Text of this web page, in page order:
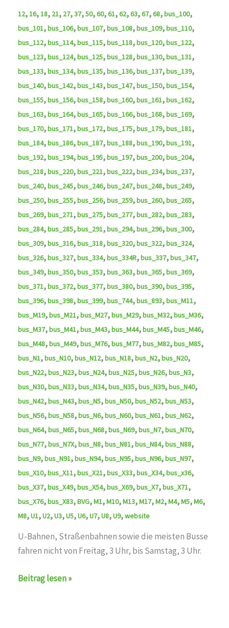
12,16,18, 21, 27,37,50,60,61,62,63,67,68,bus_100,
bus_101,bus_106,bus_107,bus_108,bus_109,bus_110,
bus_112,bus_114,bus_115,bus_118,bus_120,bus_122,
bus_123,bus_124,bus_125,bus_128,bus_130,bus_131,
bus_133,bus_134,bus_135,bus_136,bus_137,bus_139,
bus_140,bus_142,bus_143,bus_147,bus_150,bus_154,
bus_155,bus_156,bus_158,bus_160,bus_161,bus_162,
bus_163,bus_164,bus_165,bus_166,bus_168,bus_169,
bus_170,bus_171,bus_172,bus_175,bus_179,bus_181,
bus_184,bus_186,bus_187,bus_188,bus_190,bus_191,
bus_192,bus_194,bus_195,bus_197,bus_200,bus_204,
bus_218,bus_220,bus_221,bus_222,bus_234,bus_237,
bus_240,bus_245,bus_246,bus_247,bus_248,bus_249,
bus_250,bus_255,bus_256,bus_259,bus_260,bus_265,
bus_269,bus_271,bus_275,bus_277,bus_282,bus_283,
bus_284,bus_285,bus_291,bus_294,bus_296,bus_300,
bus_309,bus_316,bus_318,bus_320,bus_322,bus_324,
bus_326,bus_327,bus_334,bus_334R,bus_337,bus_347,
bus_349,bus_350,bus_353,bus_363,bus_365,bus_369,
bus_371,bus_372,bus_377,bus_380,bus_390,bus_395,
bus_396,bus_398,bus_399,bus_744,bus_893,bus_M11,
bus_M19,bus_M21,bus_M27,bus_M29,bus_M32,bus_M36,
bus_M37,bus_M41,bus_M43,bus_M44,bus_M45,bus_M46,
bus_M48,bus_M49,bus_M76,bus_M77,bus_M82,bus_M85,
bus_N1,bus_N10,bus_N12,bus_N18,bus_N2,bus_N20,
bus_N22,bus_N23,bus_N24,bus_N25,bus_N26,bus_N3,
bus_N30,bus_N33,bus_N34,bus_N35,bus_N39,bus_N40,
bus_N42,bus_N43,bus_N5,bus_N50,bus_N52,bus_N53,
bus_N56,bus_N58,bus_N6,bus_N60,bus_N61,bus_N62,
bus_N64,bus_N65,bus_N68,bus_N69,bus_N7,bus_N70,
bus_N77,bus_N7X,bus_N8,bus_N81,bus_N84,bus_N88,
bus_N9,bus_N91,bus_N94,bus_N95,bus_N96,bus_N97,
bus_X10,bus_X11,bus_X21,bus_X33,bus_X34,bus_x36,
bus_X37,bus_X49,bus_X54,bus_X69,bus_X7,bus_X71,
bus_X76,bus_X83,BVG,M1,M10,M13,M17,M2,M4,M5,M6,
M8,U1,U2,U3,U5,U6,U7,U8,U9,website
U-Bahnen, Straßenbahnen sowie die meisten Busse
fahren nicht von Freitag, 3 Uhr, bis Samstag, 3 Uhr.
Die
Beitrag lesen »